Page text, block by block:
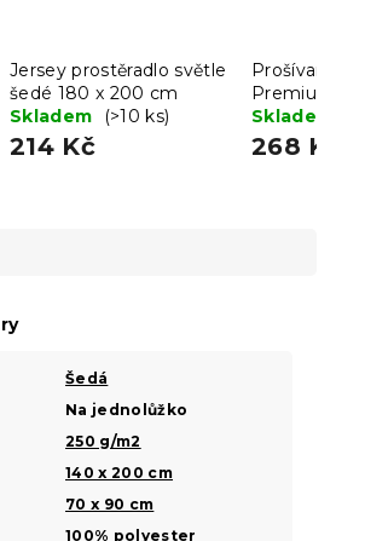
Jersey prostěradlo světle
šedé 180 x 200 cm
Skladem
(>10 ks)
214 Kč
Prošívaný
Premium
Skladem
268 Kč
Šedá
Na jednolůžko
250 g/m2
140 x 200 cm
70 x 90 cm
100% polyester